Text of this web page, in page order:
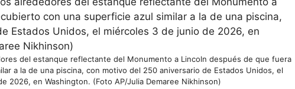
del estanque reflectante del Monumento a Lincoln después de que fuera
a la de una piscina, con motivo del 250 aniversario de Estados Unidos, el
2026, en Washington. (Foto AP/Julia Demaree Nikhinson)